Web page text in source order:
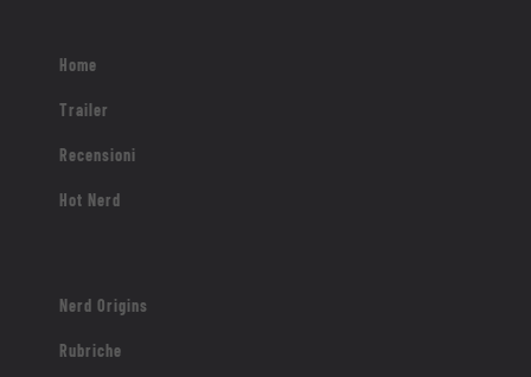
Home
Trailer
Recensioni
Hot Nerd
Nerd Origins
Rubriche